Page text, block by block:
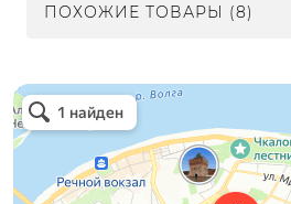
ПОХОЖИЕ ТОВАРЫ (8)
Электрон
Светильники в Нижнем Новгороде
Электротехническая продукция в